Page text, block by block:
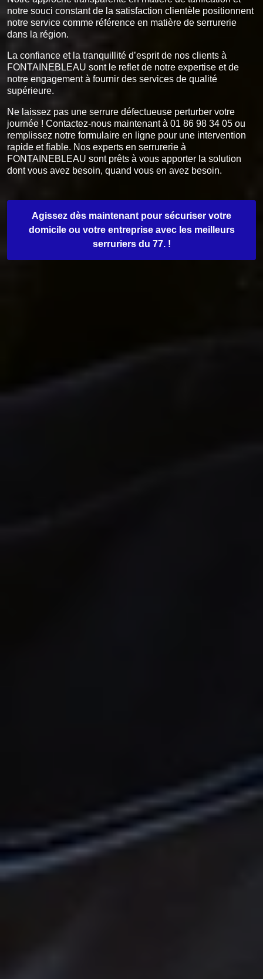
notre souci constant de la satisfaction clientèle positionnent
notre service comme référence en matière de serrurerie
dans la région.
La confiance et la tranquillité d’esprit de nos clients à
FONTAINEBLEAU sont le reflet de notre expertise et de
notre engagement à fournir des services de qualité
supérieure.
Ne laissez pas une serrure défectueuse perturber votre
journée ! Contactez-nous maintenant à 01 86 98 34 05 ou
remplissez notre formulaire en ligne pour une intervention
rapide et fiable. Nos experts en serrurerie à
FONTAINEBLEAU sont prêts à vous apporter la solution
dont vous avez besoin, quand vous en avez besoin.
Agissez dès maintenant pour sécuriser votre
domicile ou votre entreprise avec les meilleurs
serruriers du 77. !